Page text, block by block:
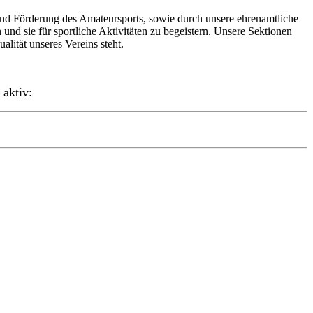
Förderung des Amateursports, sowie durch unsere ehrenamtliche
sie für sportliche Aktivitäten zu begeistern. Unsere Sektionen
unseres Vereins steht.
aktiv: